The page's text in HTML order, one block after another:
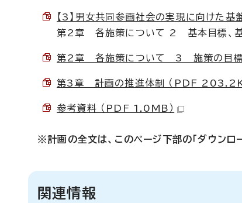
【3】男女共同参画社会の実現に向けた
第2章 各施策について 2 基本目標、基
第2章 各施策について 3 施策の目標
第3章 計画の推進体制 （PDF
参考資料 （PDF 1.0MB）
※計画の全文は、このページ下部の「ダウンロ
関連情報